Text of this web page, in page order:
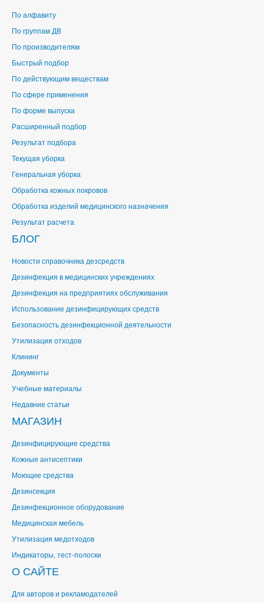
По алфавиту
По группам ДВ
По производителям
Быстрый подбор
По действующим веществам
По сфере применения
По форме выпуска
Расширенный подбор
Результат подбора
Текущая уборка
Генеральная уборка
Обработка кожных покровов
Обработка изделий медицинского назначения
Результат расчета
БЛОГ
Новости справочника дезсредств
Дезинфекция в медицинских учреждениях
Дезинфекция на предприятиях обслуживания
Использование дезинфицирующих средств
Безопасность дезинфекционной деятельности
Утилизация отходов
Клининг
Документы
Учебные материалы
Недавние статьи
МАГАЗИН
Дезинфицирующие средства
Кожные антисептики
Моющие средства
Дезинсекция
Дезинфекционное оборудование
Медицинская мебель
Утилизация медотходов
Индикаторы, тест-полоски
О САЙТЕ
Для авторов и рекламодателей